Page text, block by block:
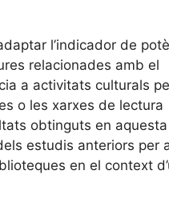
l’indicador de
relacionades amb el
a activitats culturals
o les xarxes de lectura
obtinguts en aquesta
estudis anteriors per
en el context